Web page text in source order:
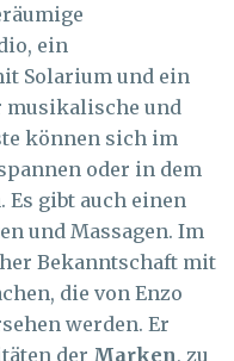
ein
Solarium und ein
und
können sich im
oder in dem
Es gibt auch einen
und Massagen. Im
Bekanntschaft mit
die von Enzo
werden. Er
der Marken, zu